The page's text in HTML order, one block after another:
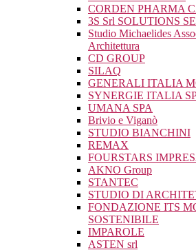
CORDEN PHARMA
3S Srl SOLUTIONS
Studio Michaelides
Architettura
CD GROUP
SILAQ
GENERALI ITALIA
SYNERGIE ITALIA
UMANA SPA
Brivio e Viganò
STUDIO BIANCHINI
REMAX
FOURSTARS
AKNO Group
STANTEC
STUDIO DI
FONDAZIONE ITS
SOSTENIBILE
IMPAROLE
ASTEN srl